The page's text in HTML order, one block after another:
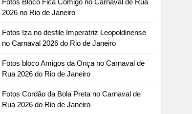
Fotos Bloco Fica Comigo no Carnaval de Rua
2026 no Rio de Janeiro
Fotos Iza no desfile Imperatriz Leopoldinense
no Carnaval 2026 do Rio de Janeiro
Fotos bloco Amigos da Onça no Carnaval de
Rua 2026 do Rio de Janeiro
Fotos Cordão da Bola Preta no Carnaval de
Rua 2026 do Rio de Janeiro